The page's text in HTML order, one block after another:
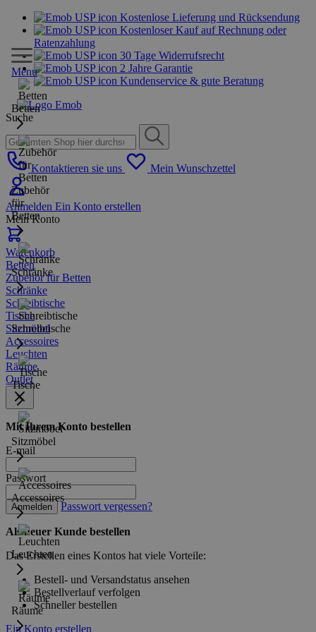
Kostenlose Lieferung und Rücksendung
Kostenloser Kauf auf Rechnung oder
Ratenzahlung
30 Tage Widerrufsrecht
2 Jahre Garantie
Kundenservice & gute Beratung
Suche
Kontaktieren sie uns Mein Wunschzettel
Anmelden Ein Konto erstellen
Mein Konto
Warenkorb
Menu
Betten
Zubehör
für
Betten
Schränke
Schreibtische
Tische
Sitzmöbel
Accessoires
Leuchten
Räume
Betten
Zubehör für Betten
Schränke
Schreibtische
Tische
Sitzmöbel
Accessoires
Leuchten
Räume
Outlet
Mit Ihrem Konto bestellen
E-mail
Passwort
Anmelden Passwort vergessen?
Als neuer Kunde bestellen
Das Erstellen eines Kontos hat viele Vorteile:
Bestell- und Versandstatus ansehen
Bestellverlauf verfolgen
Schneller bestellen
Ein Konto erstellen